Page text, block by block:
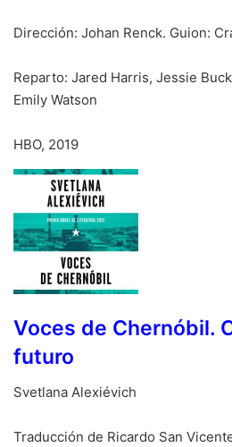
Dirección: Johan Renck. Guion:
Reparto: Jared Harris, Jessie
Emily Watson
HBO, 2019
Voces de Chernóbil.
futuro
Svetlana Alexiévich
Traducción de Ricardo San